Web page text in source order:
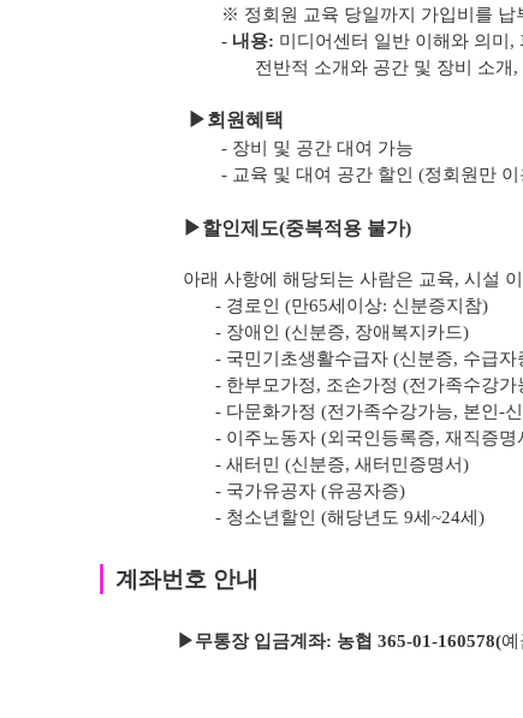
※ 정회원 교육 당일까지 가입비를 납
- 내용: 미디어센터 일반 이해와 의미
전반적 소개와 공간 및 장비 소개
▶회원혜택
- 장비 및 공간 대여 가능
- 교육 및 대여 공간 할인 (정회원만
▶할인제도(중복적용 불가)
아래 사항에 해당되는 사람은 교육, 시설
- 경로인 (만65세이상: 신분증지참)
- 장애인 (신분증, 장애복지카드)
- 국민기초생활수급자 (신분증, 수급자
- 한부모가정, 조손가정 (전가족수강
- 다문화가정 (전가족수강가능, 본인-
- 이주노동자 (외국인등록증, 재직증명
- 새터민 (신분증, 새터민증명서)
- 국가유공자 (유공자증)
- 청소년할인 (해당년도 9세~24세)
계좌번호 안내
▶무통장 입금계좌: 농협 365-01-160578(예